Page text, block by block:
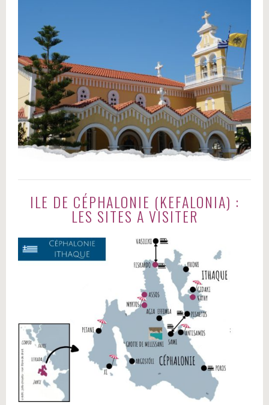
ILE DE CÉPHALONIE (KEFALONIA) :
LES SITES A VISITER